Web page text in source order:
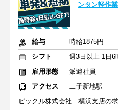
ンタン軽作
給与
時給1875円
シフト
雇用形態
派遣社員
アクセス
二子新地駅
ピックル株式会社 横浜支店の